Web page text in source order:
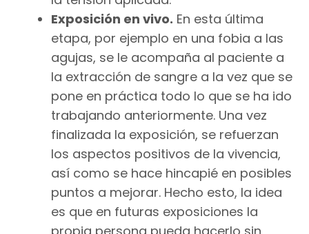
Exposición en vivo. En esta última
etapa, por ejemplo en una fobia a las
agujas, se le acompaña al paciente a
la extracción de sangre a la vez que se
pone en práctica todo lo que se ha ido
trabajando anteriormente. Una vez
finalizada la exposición, se refuerzan
los aspectos positivos de la vivencia,
así como se hace hincapié en posibles
puntos a mejorar. Hecho esto, la idea
es que en futuras exposiciones la